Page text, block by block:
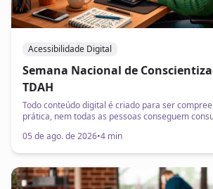
Acessibilidade Digital
Semana Nacional de
TDAH
Todo conteúdo digital é criado para ser
prática, nem todas as pessoas conseguem
Conscientização sobre o Transtorno do Déficit de
promovam mais autonomia e qualidade de vida
brasileiros. Embora o tema seja
05 de ago. de 2026•4 min